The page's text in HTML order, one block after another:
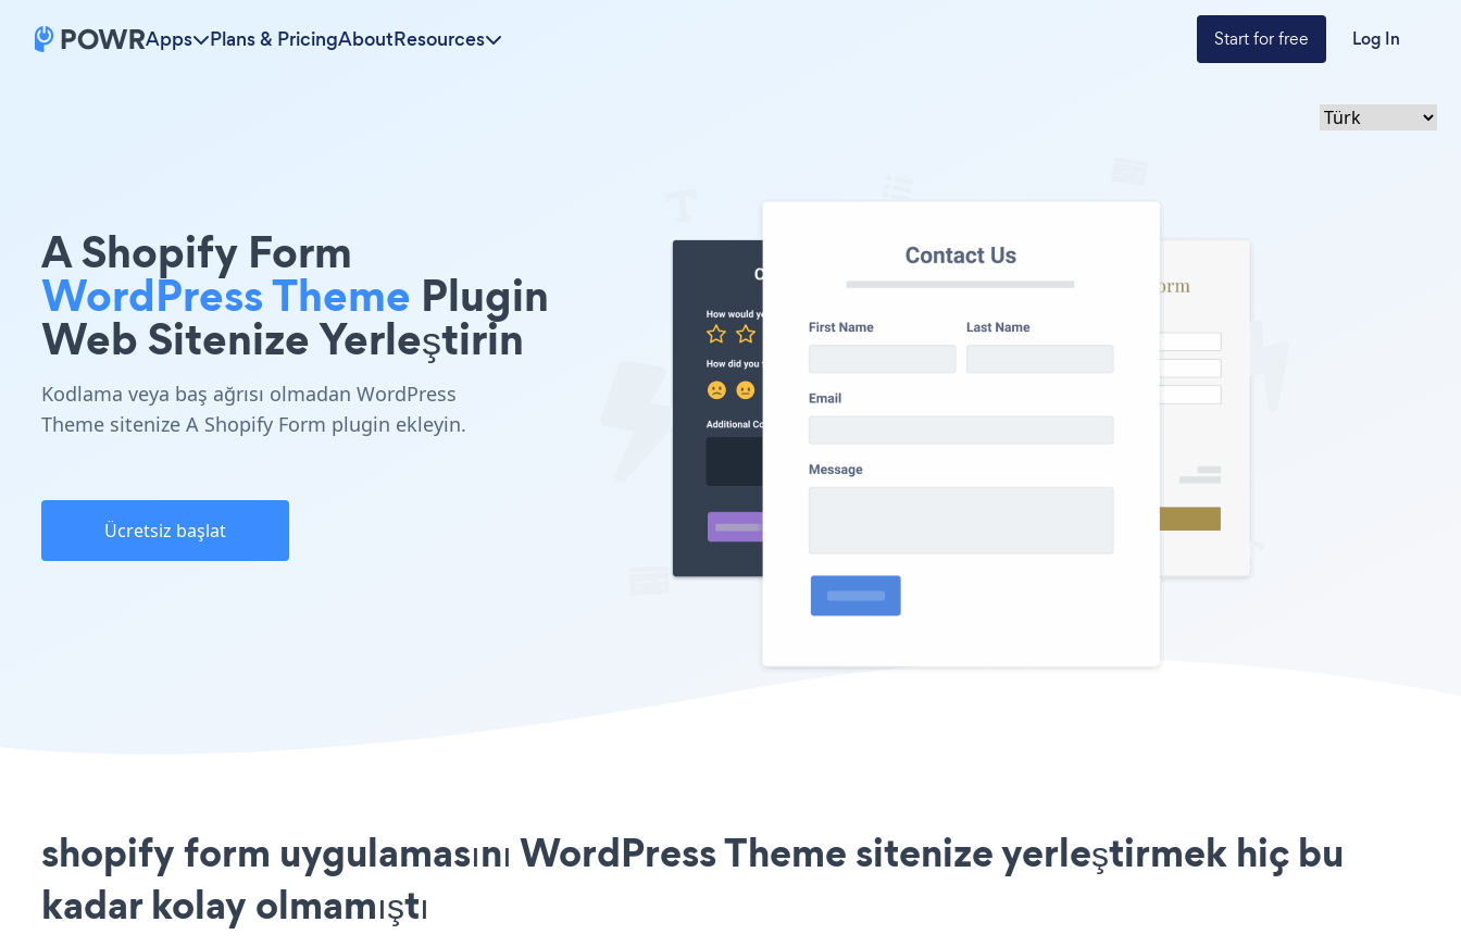
Apps Plans & PricingAboutResources Start for free Log In
A Shopify Form
WordPress Theme Plugin
Web Sitenize Yerleştirin
Kodlama veya baş ağrısı olmadan WordPress
Theme sitenize A Shopify Form plugin ekleyin.
Ücretsiz başlat
shopify form uygulamasını WordPress Theme sitenize yerleştirmek hiç bu
kadar kolay olmamıştı